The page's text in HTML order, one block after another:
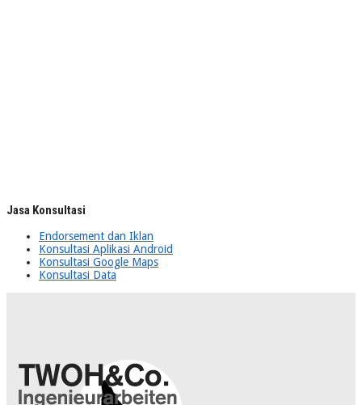
Jasa Konsultasi
Endorsement dan Iklan
Konsultasi Aplikasi Android
Konsultasi Google Maps
Konsultasi Data